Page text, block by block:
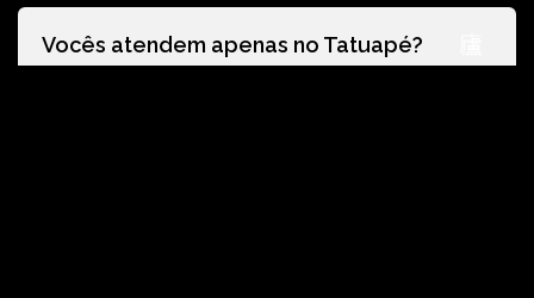
Vocês atendem apenas no Tatuapé?